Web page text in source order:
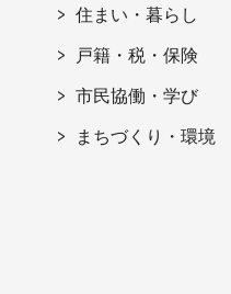
住まい・暮らし
戸籍・税・保険
市民協働・学び
まちづくり・環境